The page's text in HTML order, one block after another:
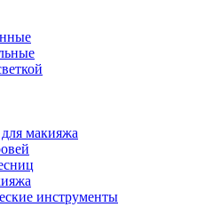
макияжа
инструменты